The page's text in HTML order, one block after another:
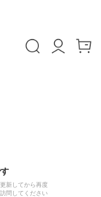
新してから再度
問してください